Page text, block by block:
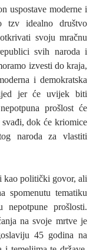
uspostave moderne i
tzv idealno društvo
svoju mračnu
svih naroda i
izvesti do kraja,
i demokratska
jer će uvijek biti
prošlost će
dok će kriomice
naroda za vlastiti
kao politički govor, ali
tematiku
prošlosti.
na svoje mrtve je
45 godina na